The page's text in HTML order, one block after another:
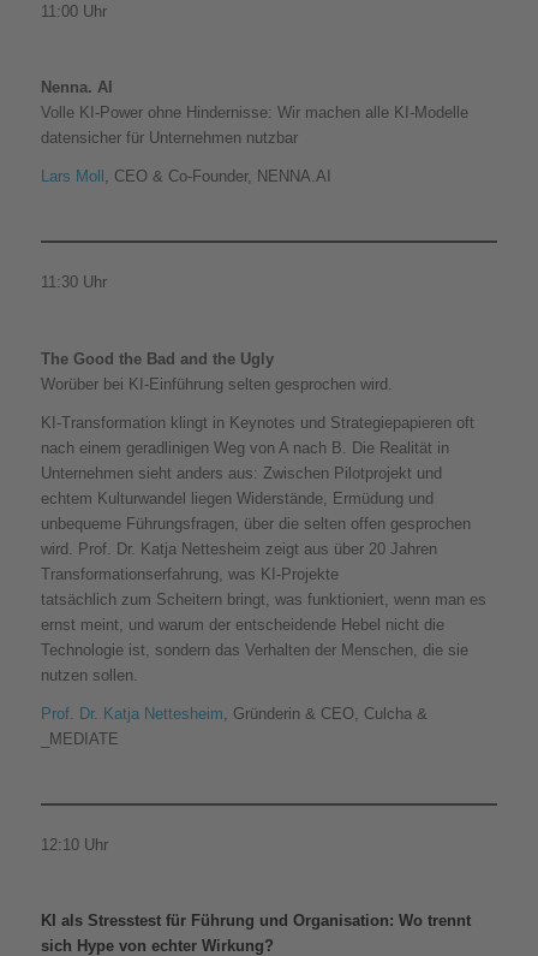
11:00 Uhr
Nenna. AI
Volle KI-Power ohne Hindernisse: Wir machen alle KI-Modelle
datensicher für Unternehmen nutzbar
Lars Moll , CEO & Co-Founder, NENNA.AI
11:30 Uhr
The Good the Bad and the Ugly
Worüber bei KI-Einführung selten gesprochen wird.
KI-Transformation klingt in Keynotes und Strategiepapieren oft
nach einem geradlinigen Weg von A nach B. Die Realität in
Unternehmen sieht anders aus: Zwischen Pilotprojekt und
echtem Kulturwandel liegen Widerstände, Ermüdung und
unbequeme Führungsfragen, über die selten offen gesprochen
wird. Prof. Dr. Katja Nettesheim zeigt aus über 20 Jahren
Transformationserfahrung, was KI-Projekte
tatsächlich zum Scheitern bringt, was funktioniert, wenn man es
ernst meint, und warum der entscheidende Hebel nicht die
Technologie ist, sondern das Verhalten der Menschen, die sie
nutzen sollen.
Prof. Dr. Katja Nettesheim , Gründerin & CEO, Culcha &
_MEDIATE
12:10 Uhr
KI als Stresstest für Führung und Organisation: Wo trennt
sich Hype von echter Wirkung?